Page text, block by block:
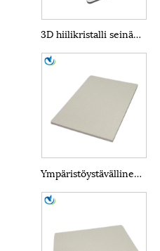
3D hiilikristalli seinäpaneelit
Ympäristöystävällinen hiilikristalli seinäpaneeli